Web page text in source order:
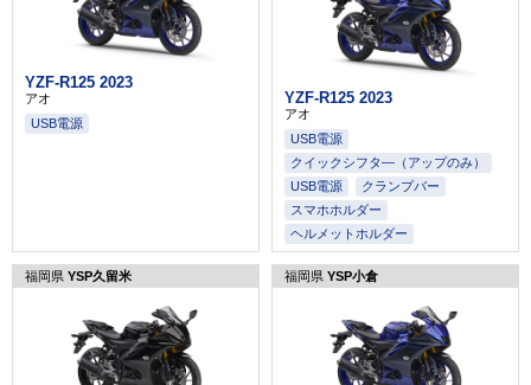
YZF-R125 2023
アオ
USB電源
YZF-R125 2023
アオ
USB電源
クイックシフタ―（アップのみ）
USB電源
クランプバー
スマホホルダー
ヘルメットホルダー
福岡県 YSP久留米 福岡県 YSP小倉